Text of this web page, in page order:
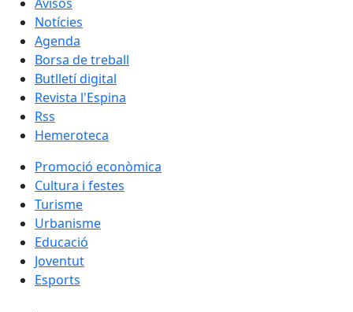
Notícies
Agenda
Borsa de treball
Butlletí digital
Revista l'Espina
Rss
Hemeroteca
Promoció econòmica
Cultura i festes
Turisme
Urbanisme
Educació
Joventut
Esports